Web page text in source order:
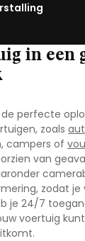
in een
de perfecte
zoals
campers of
van
zodat je
je 24/7
voertuig